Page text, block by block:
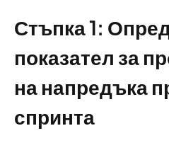
Стъпка 1:
показател за
на напредъка
спринта